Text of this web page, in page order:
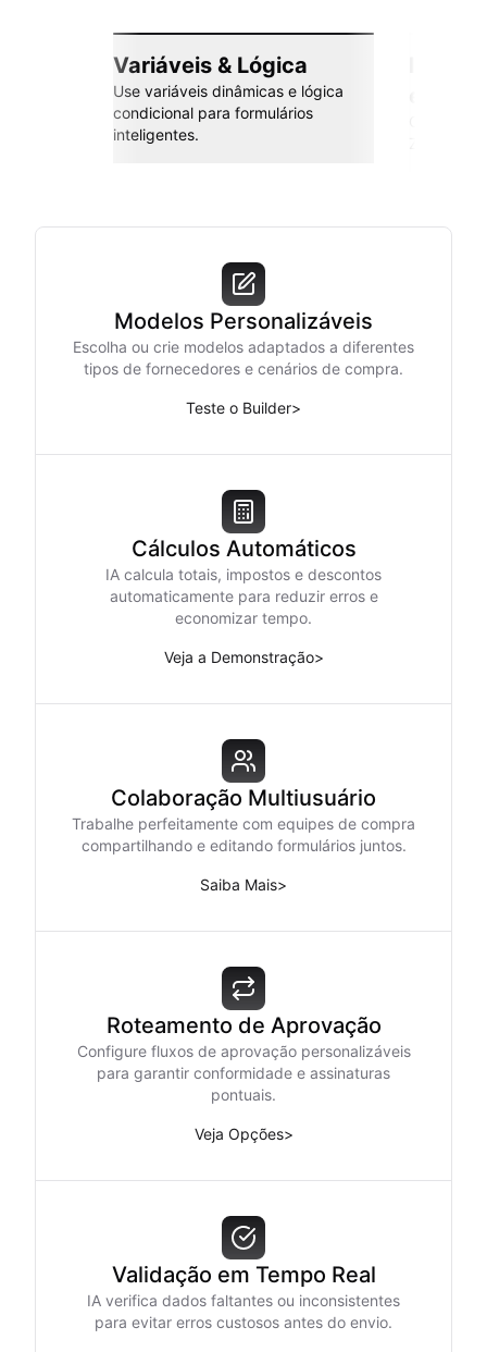
Variáveis & Lógica
Use variáveis dinâmicas e lógica
condicional para formulários
inteligentes.
Modelos Personalizáveis
Escolha ou crie modelos adaptados a diferentes
tipos de fornecedores e cenários de compra.
Teste o Builder>
Cálculos Automáticos
IA calcula totais, impostos e descontos
automaticamente para reduzir erros e
economizar tempo.
Veja a Demonstração>
Colaboração Multiusuário
Trabalhe perfeitamente com equipes de compra
compartilhando e editando formulários juntos.
Saiba Mais>
Roteamento de Aprovação
Configure fluxos de aprovação personalizáveis
para garantir conformidade e assinaturas
pontuais.
Veja Opções>
Validação em Tempo Real
IA verifica dados faltantes ou inconsistentes
para evitar erros custosos antes do envio.